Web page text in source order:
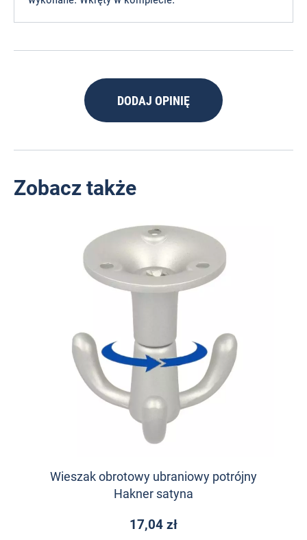
DODAJ OPINIĘ
Zobacz także
Wieszak obrotowy ubraniowy potrójny
Hakner satyna
17,04 zł